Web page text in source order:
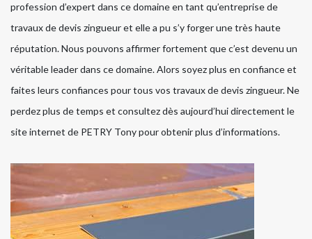
profession d’expert dans ce domaine en tant qu’entreprise de
travaux de devis zingueur et elle a pu s’y forger une très haute
réputation. Nous pouvons affirmer fortement que c’est devenu un
véritable leader dans ce domaine. Alors soyez plus en confiance et
faites leurs confiances pour tous vos travaux de devis zingueur. Ne
perdez plus de temps et consultez dès aujourd’hui directement le
site internet de PETRY Tony pour obtenir plus d’informations.